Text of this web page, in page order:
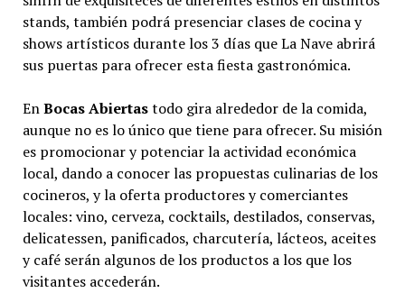
stands, también podrá presenciar clases de cocina y
shows artísticos durante los 3 días que La Nave abrirá
sus puertas para ofrecer esta fiesta gastronómica.
EnBocas Abiertastodo gira alrededor de la comida,
aunque no es lo único que tiene para ofrecer. Su misión
es promocionar y potenciar la actividad económica
local, dando a conocer las propuestas culinarias de los
cocineros, y la oferta productores y comerciantes
locales: vino, cerveza, cocktails, destilados, conservas,
delicatessen, panificados, charcutería, lácteos, aceites
y café serán algunos de los productos a los que los
visitantes accederán.